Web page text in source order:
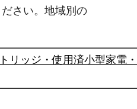
さい。地域別の
リッジ・使用済小型家電